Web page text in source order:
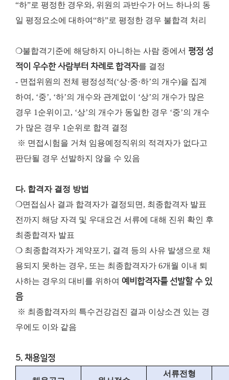
“하”로 평정한 경우와, 위원의 과반수가 어느 하나의 동
일 평정요소에 대하여“하”로 평정한 경우 불합격 처리
❍불합격기준에 해당하지 아니하는 사람 중에서 평정 성
적이 우수한 사람부터 차례로 합격자를 결정
- 면접위원의 전체 평정성적(‘상·중·하’의 개수)을 집계
하여, ‘중’, ‘하’의 개수와 관계없이 ‘상’의 개수가 많은
경우 1순위이고, ‘상’의 개수가 동일한 경우 ‘중’의 개수
가 많은 경우 1순위로 합격 결정
※ 면접시험을 거쳐 임용예정직위의 적격자가 없다고
판단될 경우 선발하지 않을 수 있음
다. 합격자 결정 방법
❍면접심사 결과 합격자가 결정되면, 최종합격자 발표
전까지 해당 자격 및 우대요건 서류에 대해 진위 확인 후
최종합격자 발표
❍ 최종합격자가 계약포기, 결격 등의 사유 발생으로 채
용되지 못하는 경우, 또는 최종합격자가 6개월 이내 퇴
사하는 경우의 대비를 위하여 예비합격자를 선발할 수 있
음
※ 최종합격자의 특수건강검진 결과 이상소견 있는 경
우에도 이와 같음
5. 채용일정
서류전형